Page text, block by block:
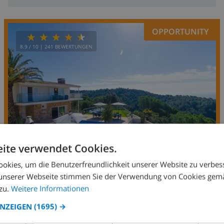
8.9 / 10 | 241 BEWERTUNGEN
OPPORTUNITY
14 3.3km
Romana
Spanien - Costa Brava - Lloret de Mar
verwendet Cookies.
um die Benutzerfreundlichkeit unserer Website zu
Webseite stimmen Sie der Verwendung von Cookies
Weitere Informationen
(1695) →